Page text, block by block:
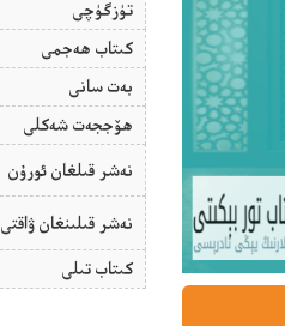
تۈزگۈچى
كىتاب ھەجمى
بەت سانى
ھۆججەت شەكلى
نەشر قىلغان ئورۇن
نەشر قىلىنغان ۋاقتى
كىتاب تىلى